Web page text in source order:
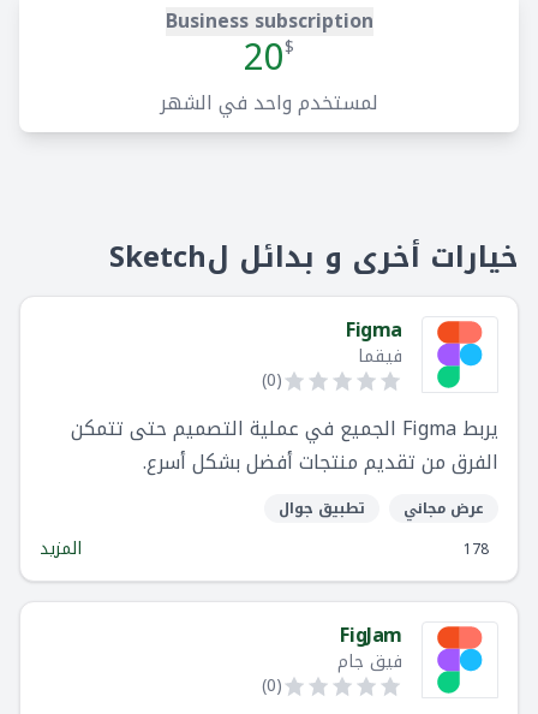
Business subscription
$
20
لمستخدم واحد في الشهر
خيارات أخرى و بدائل لSketch
Figma
فيقما
(
0
)
يربط Figma الجميع في عملية التصميم حتى تتمكن
الفرق من تقديم منتجات أفضل بشكل أسرع.
عرض مجاني
تطبيق جوال
178
المزيد
FigJam
فيق جام
(
0
)